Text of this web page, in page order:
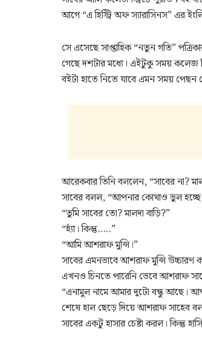
আগে “এ হিস্ট্রি অফ স্যারাসিনস” এর
সে এসেছে সাপ্তাহিক “নতুন গতি”
গেছে দশটার মধ্যে। এইটুকু সময় কলেজ
বইটা হাতে নিতে যাবে এমন সময়
আরেকবার তিনি বললেন, “সাবের না?
সাবের বলল, “আপনার কোথাও ভুল
“তুমি সাবের তো? মালদা বাড়ি?”
“হ্যাঁ। কিন্তু…..”
“আমি আশরাফ মুন্সি।”
সাবের এমনভাবে আশরাফ মুন্সি উচ্চারণ
এখনও চিনতে পারেনি ভেবে আশরাফ
“এনামুল নামে আমার দুটো বন্ধু আছে।
শেষে হাল ছেড়ে দিয়ে আশরাফ সাহেব
সাবের একটু হাসার চেষ্টা করল। কিন্তু